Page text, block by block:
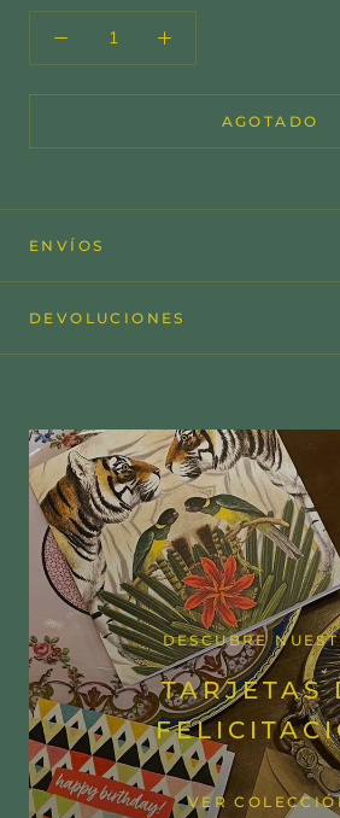
AGOTADO
ENVÍOS
DEVOLUCIONES
DESCUBRE
TARJETAS
VER